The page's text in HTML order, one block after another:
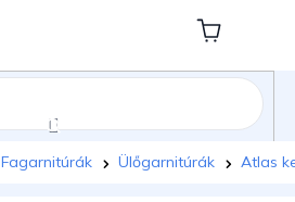
Kosár
Fagarnitúrák Ülőgarnitúrák Atlas